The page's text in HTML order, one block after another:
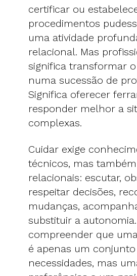
certificar ou
procedimentos
uma atividade
relacional. Mas
significa transformar
numa sucessão de
Significa oferecer
responder melhor a
complexas.
Cuidar exige
técnicos, mas
relacionais: escutar,
respeitar decisões,
mudanças,
substituir a autonomia.
compreender que
é apenas um conjunto
necessidades, mas